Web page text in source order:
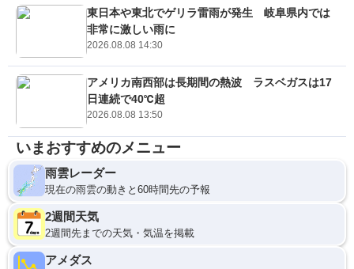
東日本や東北でゲリラ雷雨が発生 岐阜県内では
非常に激しい雨に
2026.08.08 14:30
アメリカ南西部は長期間の熱波 ラスベガスは17
日連続で40℃超
2026.08.08 13:50
いまおすすめのメニュー
雨雲レーダー
現在の雨雲の動きと60時間先の予報
2週間天気
2週間先までの天気・気温を掲載
アメダス